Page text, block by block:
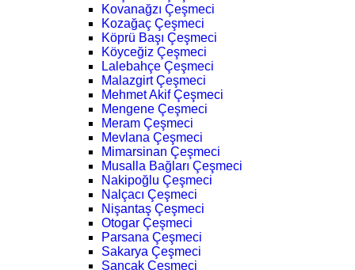
Kovanağzı Çeşmeci
Kozağaç Çeşmeci
Köprü Başı Çeşmeci
Köyceğiz Çeşmeci
Lalebahçe Çeşmeci
Malazgirt Çeşmeci
Mehmet Akif Çeşmeci
Mengene Çeşmeci
Meram Çeşmeci
Mevlana Çeşmeci
Mimarsinan Çeşmeci
Musalla Bağları Çeşmeci
Nakipoğlu Çeşmeci
Nalçacı Çeşmeci
Nişantaş Çeşmeci
Otogar Çeşmeci
Parsana Çeşmeci
Sakarya Çeşmeci
Sancak Çeşmeci